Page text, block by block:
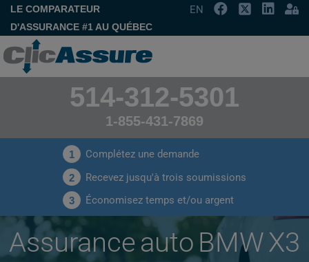
LE COMPARATEUR
D'ASSURANCE #1 AU QUÉBEC
EN
514-312-5301
1-855-431-7869
1 Complétez une demande
2 Recevez jusqu'à trois soumissions
3 Économisez temps et/ou argent
Assurance auto BMW X3